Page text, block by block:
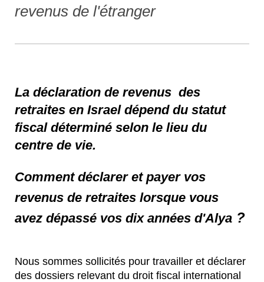
revenus de l'étranger
La déclaration de revenus des
retraites en Israel dépend du statut
fiscal déterminé selon le lieu du
centre de vie.
Comment déclarer et payer vos
revenus de retraites lorsque vous
avez dépassé vos dix années d'Alya ?
Nous sommes sollicités pour travailler et déclarer
des dossiers relevant du droit fiscal international